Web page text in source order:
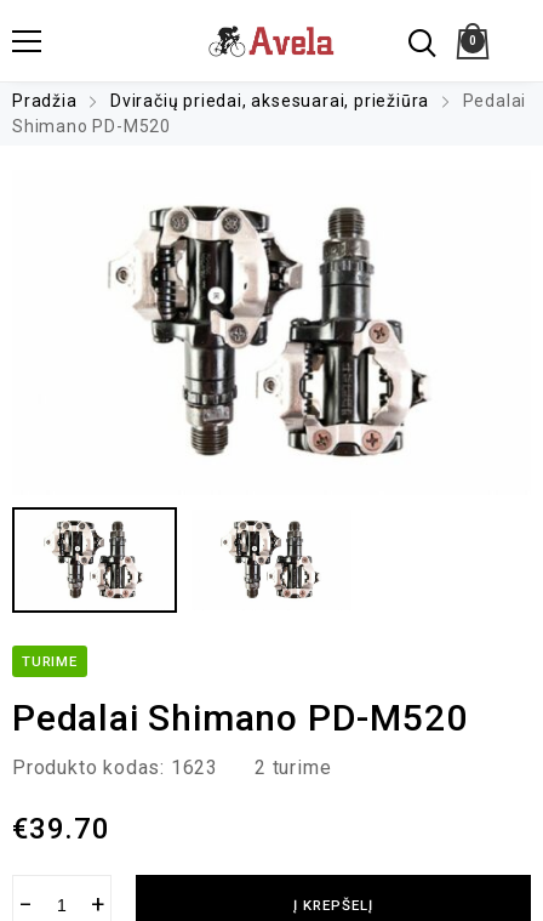
0
Pradžia Dviračių priedai, aksesuarai, priežiūra
Pedalai
Shimano PD-M520
TURIME
Pedalai Shimano PD-M520
Produkto kodas: 1623 2 turime
€39.70
− + Į KREPŠELĮ